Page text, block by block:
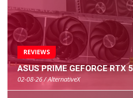
REVIEWS
ASUS PRIME GEFORCE RTX
02-08-26 / AlternativeX